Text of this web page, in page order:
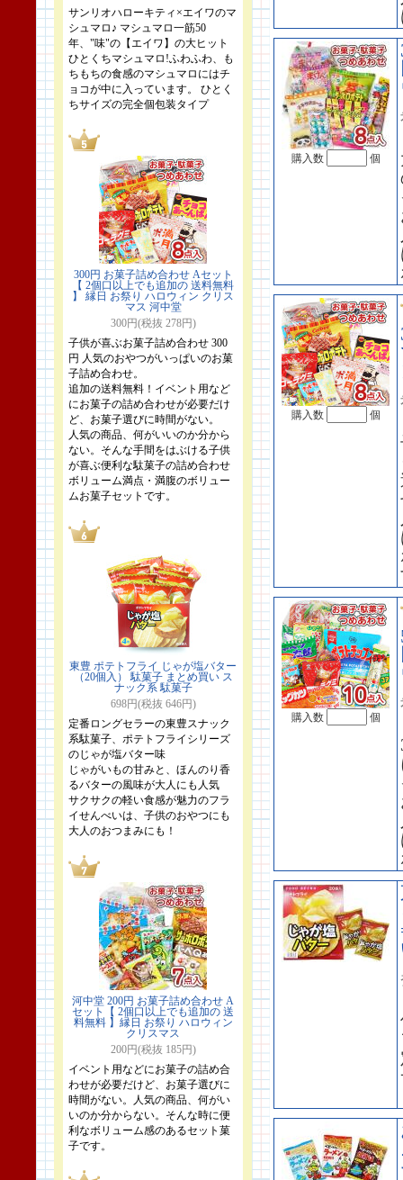
サンリオハローキティ×エイワのマ
シュマロ♪ マシュマロ一筋50
年、"味"の【エイワ】の大ヒット
ひとくちマシュマロ!ふわふわ、も
ちもちの食感のマシュマロにはチ
ョコが中に入っています。 ひとく
ちサイズの完全個包装タイプ
300円 お菓子詰め合わせ Aセット
【 2個口以上でも追加の 送料無料
】 縁日 お祭り ハロウィン クリス
マス 河中堂
300円(税抜 278円)
子供が喜ぶお菓子詰め合わせ 300
円 人気のおやつがいっぱいのお菓
子詰め合わせ。
追加の送料無料！イベント用など
にお菓子の詰め合わせが必要だけ
ど、お菓子選びに時間がない。
人気の商品、何がいいのか分から
ない。そんな手間をはぶける子供
が喜ぶ便利な駄菓子の詰め合わせ
ボリューム満点・満腹のボリュー
ムお菓子セットです。
東豊 ポテトフライ じゃが塩バター
（20個入） 駄菓子 まとめ買い ス
ナック系 駄菓子
698円(税抜 646円)
定番ロングセラーの東豊スナック
系駄菓子、ポテトフライシリーズ
のじゃが塩バター味
じゃがいもの甘みと、ほんのり香
るバターの風味が大人にも人気
サクサクの軽い食感が魅力のフラ
イせんべいは、子供のおやつにも
大人のおつまみにも！
河中堂 200円 お菓子詰め合わせ A
セット【 2個口以上でも追加の 送
料無料 】縁日 お祭り ハロウィン
クリスマス
200円(税抜 185円)
イベント用などにお菓子の詰め合
わせが必要だけど、お菓子選びに
時間がない。人気の商品、何がい
いのか分からない。そんな時に便
利なボリューム感のあるセット菓
子です。
購入数 個
購入数 個
購入数 個